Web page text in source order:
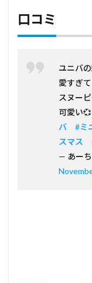
口コミ
ユニバ
愛すぎて
スヌー
可愛い
バ
#ミ
スマス
— あー